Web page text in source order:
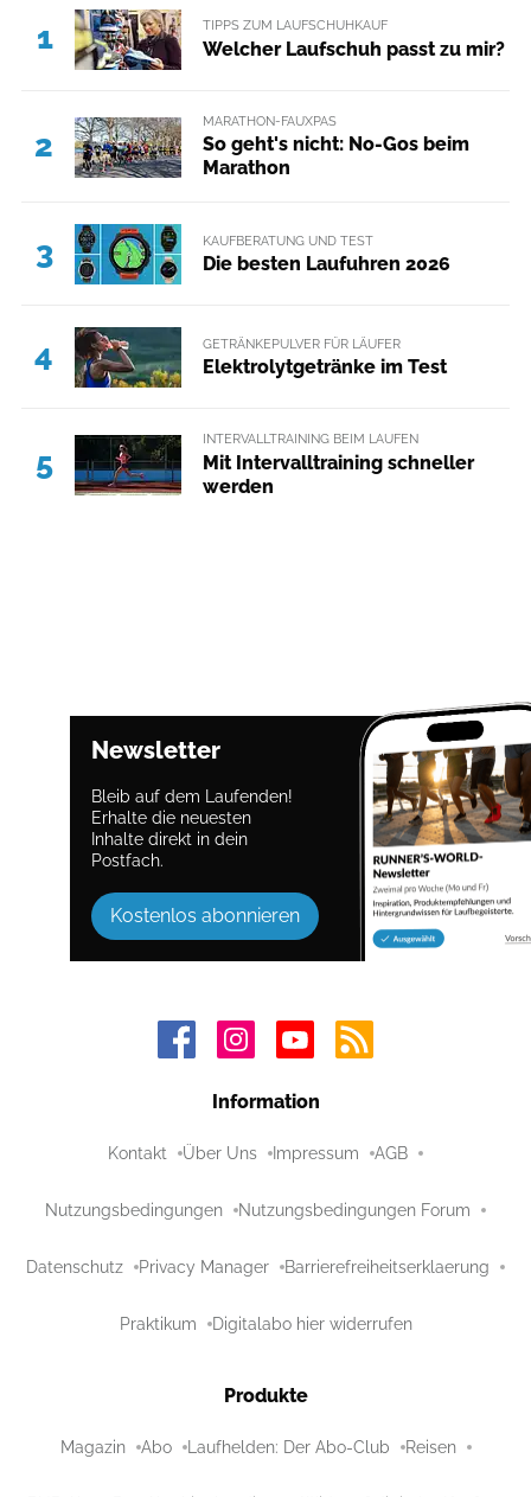
1 TIPPS ZUM LAUFSCHUHKAUF
Welcher Laufschuh passt zu mir?
2
MARATHON-FAUXPAS
So geht's nicht: No-Gos beim
Marathon
3 KAUFBERATUNG UND TEST
Die besten Laufuhren 2026
4 GETRÄNKEPULVER FÜR LÄUFER
Elektrolytgetränke im Test
5
INTERVALLTRAINING BEIM LAUFEN
Mit Intervalltraining schneller
werden
Newsletter
Bleib auf dem Laufenden!
Erhalte die neuesten
Inhalte direkt in dein
Postfach.
Kostenlos abonnieren
Information
Kontakt Über Uns Impressum AGB
Nutzungsbedingungen Nutzungsbedingungen Forum
Datenschutz Privacy Manager Barrierefreiheitserklaerung
Praktikum Digitalabo hier widerrufen
Produkte
Magazin Abo Laufhelden: Der Abo-Club Reisen